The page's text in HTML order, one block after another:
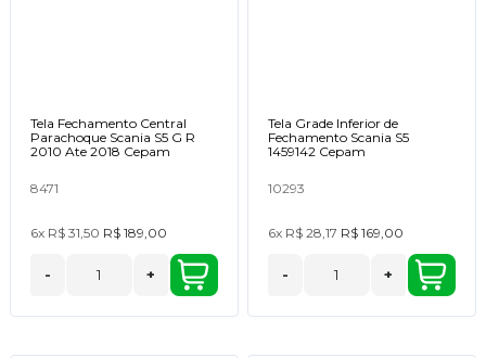
Tela Fechamento Central
Parachoque Scania S5 G R
2010 Ate 2018 Cepam
8471
6x R$ 31,50 R$ 189,00
- +
Tela Grade Inferior de
Fechamento Scania S5
1459142 Cepam
10293
6x R$ 28,17 R$ 169,00
- +